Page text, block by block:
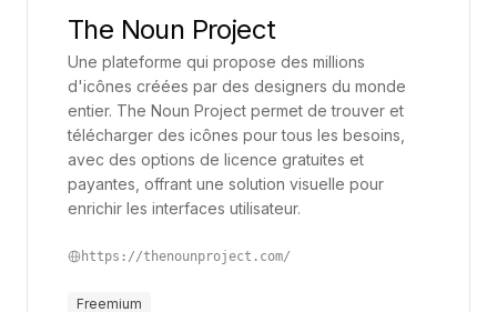
The Noun Project
Une plateforme qui propose des millions
d'icônes créées par des designers du monde
entier. The Noun Project permet de trouver et
télécharger des icônes pour tous les besoins,
avec des options de licence gratuites et
payantes, offrant une solution visuelle pour
enrichir les interfaces utilisateur.
https://thenounproject.com/
Freemium